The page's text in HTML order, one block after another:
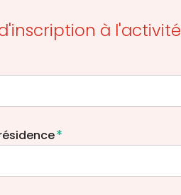
à l'activité
*